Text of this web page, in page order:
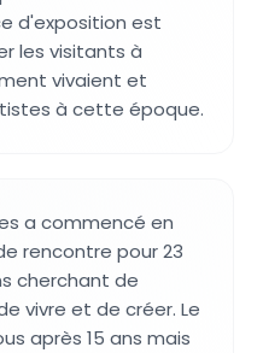
d'exposition est
les visitants à
vivaient et
à cette époque.
a commencé en
rencontre pour 23
cherchant de
vivre et de créer. Le
après 15 ans mais